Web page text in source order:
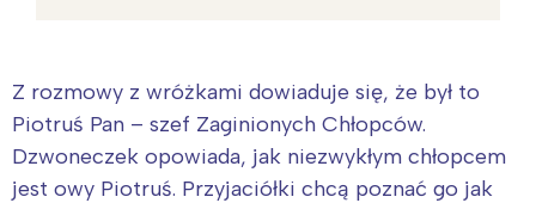
Z rozmowy z wróżkami dowiaduje się, że był to
Piotruś Pan – szef Zaginionych Chłopców.
Dzwoneczek opowiada, jak niezwykłym chłopcem
jest owy Piotruś. Przyjaciółki chcą poznać go jak